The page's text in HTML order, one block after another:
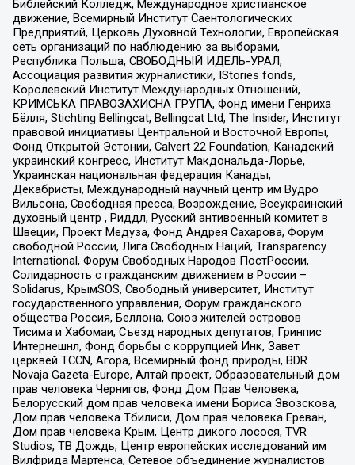
Библейский Колледж, Международное христианское
движение, Всемирный Институт Саентологических
Предприятий, Церковь Духовной Технологии, Европейская
сеть организаций по наблюдению за выборами,
Республика Польша, СВОБОДНЫЙ ИДЕЛЬ-УРАЛ,
Ассоциация развития журналистики, IStories fonds,
Королевский Институт Международных Отношений,
КРИМСЬКА ПРАВОЗАХИСНА ГРУПА, Фонд имени Генриха
Бёлля, Stichting Bellingcat, Bellingcat Ltd, The Insider, Институт
правовой инициативы Центральной и Восточной Европы,
Фонд Открытой Эстонии, Calvert 22 Foundation, Канадский
украинский конгресс, Институт Макдональда-Лорье,
Украинская национальная федерация Канады,
Декабристы, Международный научный центр им Вудро
Вильсона, Свободная пресса, Возрождение, Всеукраинский
духовный центр , Риддл, Русский антивоенный комитет в
Швеции, Проект Медуза, Фонд Андрея Сахарова, Форум
свободной России, Лига Свободных Наций, Transparеncy
International, Форум Свободных Народов ПостРоссии,
Солидарность с гражданским движением в России –
Solidarus, КрымSOS, Свободный университет, Институт
государственного управления, Форум гражданского
общества Россия, Беллона, Союз жителей островов
Тисима и Хабомаи, Съезд народных депутатов, Гринпис
Интернешнл, Фонд борьбы с коррупцией Инк, Завет
церквей TCCN, Агора, Всемирный фонд природы, BDR
Novaja Gazeta-Europe, Алтай проект, Образовательный дом
прав человека Чернигов, Фонд Дом Прав Человека,
Белорусский дом прав человека имени Бориса Звозскова,
Дом прав человека Тбилиси, Дом прав человека Ереван,
Дом прав человека Крым, Центр дикого лосося, TVR
Studios, ТВ Дождь, Центр европейских исследований им
Вилфрида Мартенса, Сетевое объединение журналистов